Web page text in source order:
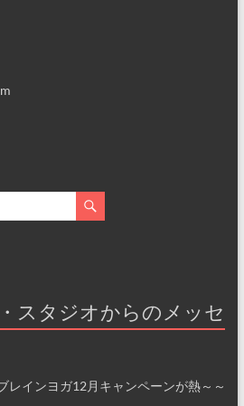
スタジオからのメッセ
レインヨガ12月キャンペーンが熱～～